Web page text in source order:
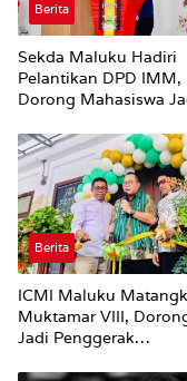
Berita
Sekda Maluku Hadiri
Pelantikan DPD IMM,
Dorong Mahasiswa
Strategis Pemerintah
Berita
ICMI Maluku
Muktamar VIII,
Jadi Penggerak